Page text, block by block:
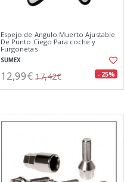
Espejo de Angulo Muerto Ajustable
De Punto Ciego Para coche y
Furgonetas
SUMEX
12,99€ 17,42€ - 25%